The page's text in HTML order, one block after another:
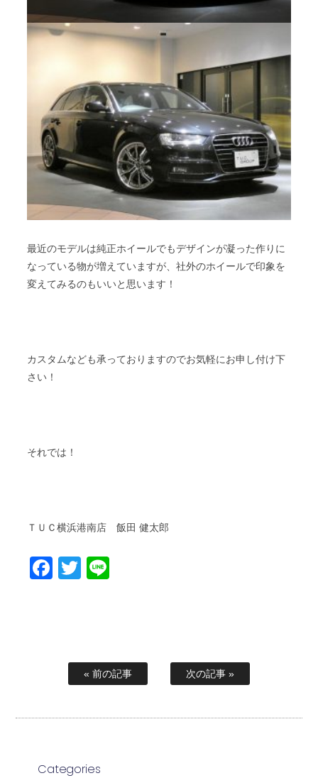
最近のモデルは純正ホイールでもデザインが凝った作りに
なっている物が増えていますが、社外のホイールで印象を
変えてみるのもいいと思います！
カスタムなども承っておりますのでお気軽にお申し付け下
さい！
それでは！
ＴＵＣ横浜港南店 飯田 健太郎
Facebook
Twitter
« 前の記事 次の記事 »
Categories